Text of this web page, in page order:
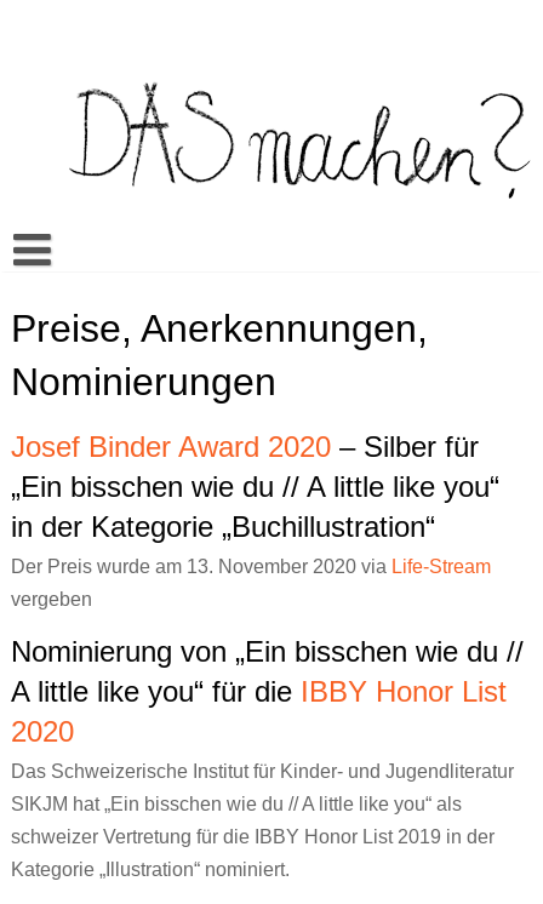
Video Bilderbuch
Multilingua
Doing it? Doing what?
ŞEY yapmak?
TO raditi?
Про ЭТО. Про ЧТО?
Unterrichtsmaterialien
Es kann sein…
Spiel
Memory
Klassenwörterbuch
Mandos Kleiderkasten
Cansus Frage
Ronnies Auskunft
Jonas‘ Wollhaut
Renis erste Regel
Schwierige Wörterliste
XYZ
Comic
Warum Das machen?
Sexualerziehung
Rezensionen
Ein bisschen wie du // A little like you
Alles gut
Jenny, sieben
Wenn ich groß bin, will ich FRAUlenzen
Die Stadt war nie wach
Atalanta Läufer_in
Theaterstücke Lilly Axster
Bildergalerie Christine Aebi
Aktuell
Veranstaltungen
Über uns
Kontakt
Preise, Anerkennungen,
Nominierungen
Josef Binder Award 2020– Silber für
„Ein bisschen wie du // A little like you“
in der Kategorie „Buchillustration“
Der Preis wurde am 13. November 2020 via Life-Stream
vergeben
Nominierung von „Ein bisschen wie du //
A little like you“ für die IBBY Honor List
2020
Das Schweizerische Institut für Kinder- und Jugendliteratur
SIKJM hat „Ein bisschen wie du // A little like you“ als
schweizer Vertretung für die IBBY Honor List 2019 in der
Kategorie „Illustration“ nominiert.